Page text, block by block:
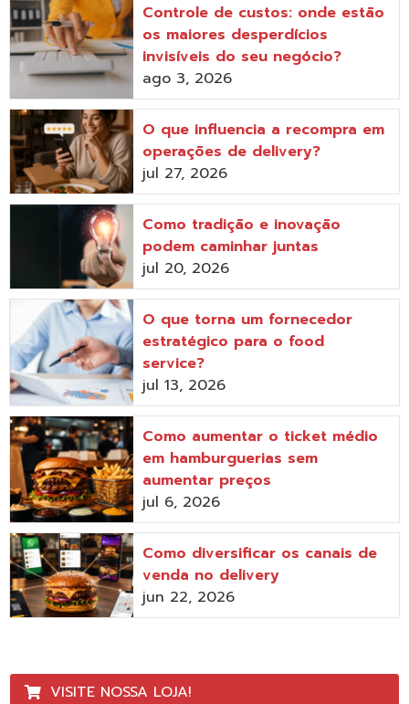
Controle de custos: onde estão
os maiores desperdícios
invisíveis do seu negócio?
ago 3, 2026
O que influencia a recompra em
operações de delivery?
jul 27, 2026
Como tradição e inovação
podem caminhar juntas
jul 20, 2026
O que torna um fornecedor
estratégico para o food
service?
jul 13, 2026
Como aumentar o ticket médio
em hamburguerias sem
aumentar preços
jul 6, 2026
Como diversificar os canais de
venda no delivery
jun 22, 2026
VISITE NOSSA LOJA!